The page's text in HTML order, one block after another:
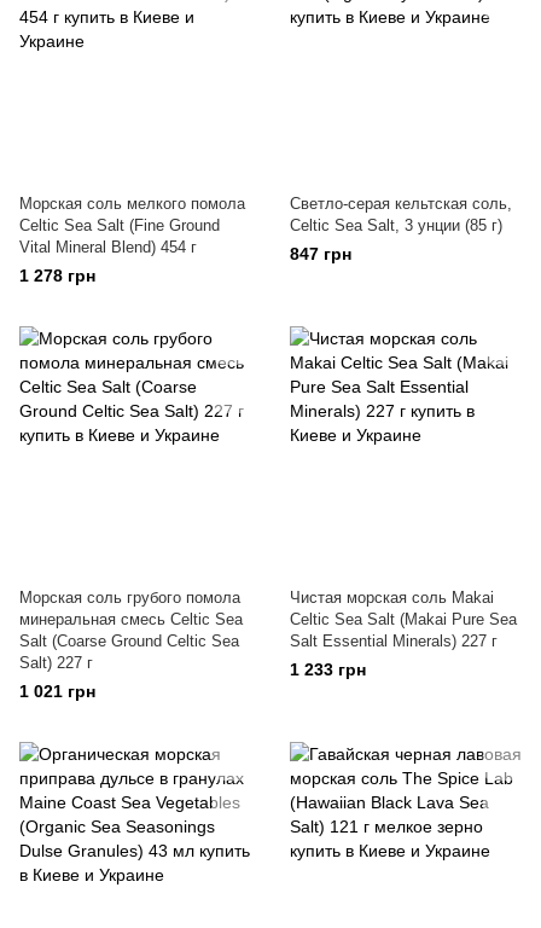
Морская соль мелкого помола
Celtic Sea Salt (Fine Ground
Vital Mineral Blend) 454 г
1 278 грн
Светло-серая кельтская соль,
Celtic Sea Salt, 3 унции (85 г)
847 грн
Морская соль грубого помола
минеральная смесь Celtic Sea
Salt (Coarse Ground Celtic Sea
Salt) 227 г
1 021 грн
Чистая морская соль Makai
Celtic Sea Salt (Makai Pure Sea
Salt Essential Minerals) 227 г
1 233 грн